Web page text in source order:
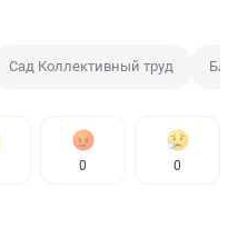
Сад Коллективный труд
0 0